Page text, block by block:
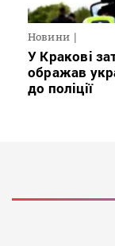
Новини
У Кракові
ображав
до поліції